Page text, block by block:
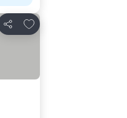
Compartir
Agregar a favoritos